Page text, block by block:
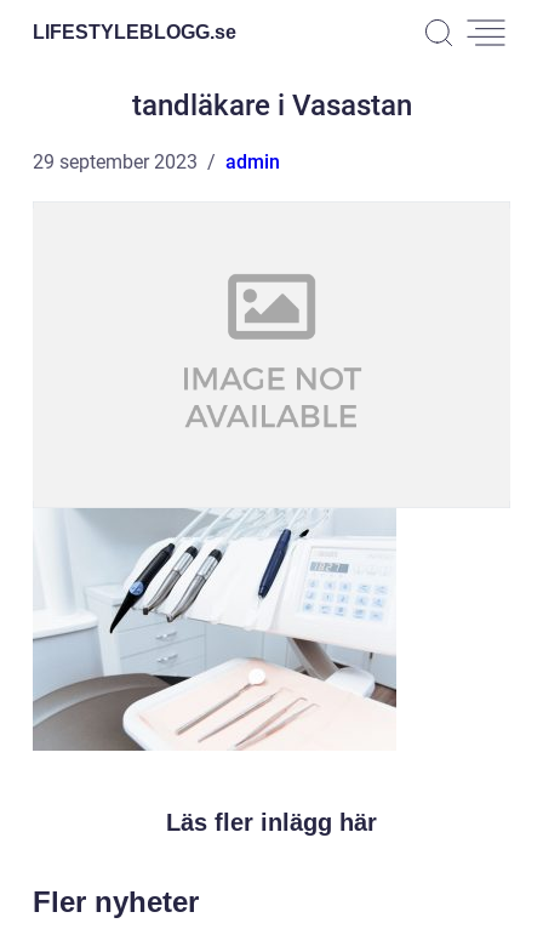
LIFESTYLEBLOGG.se
tandläkare i Vasastan
29 september 2023 admin
Läs fler inlägg här
Fler nyheter